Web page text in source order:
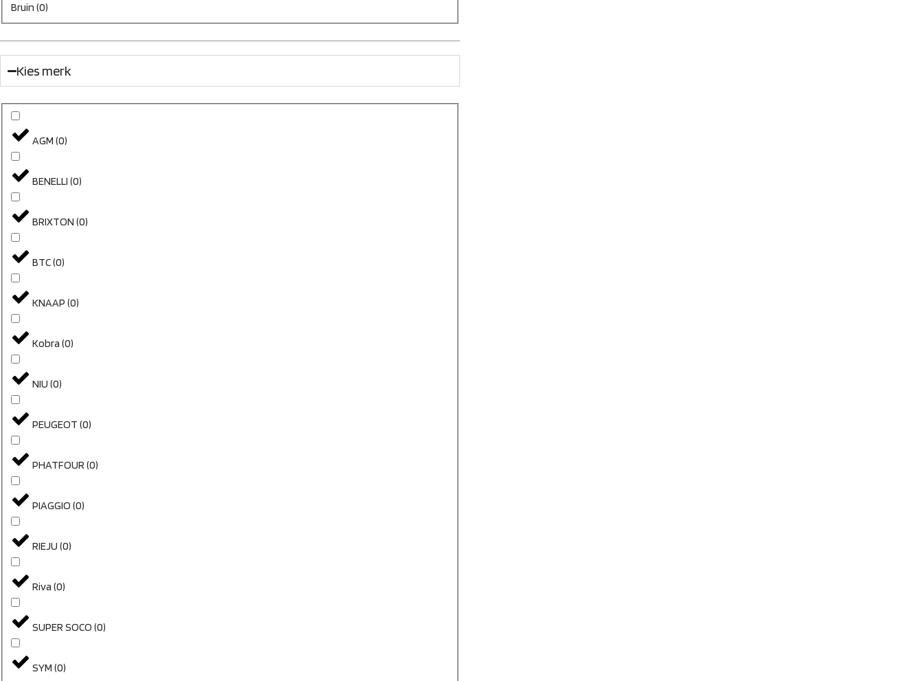
Bruin (0)
Kies merk
AGM (0)
BENELLI (0)
BRIXTON (0)
BTC(0)
KNAAP (0)
Kobra (0)
NIU (0)
PEUGEOT (0)
PHATFOUR (0)
PIAGGIO (0)
RIEJU (0)
Riva (0)
SUPER SOCO (0)
SYM (0)